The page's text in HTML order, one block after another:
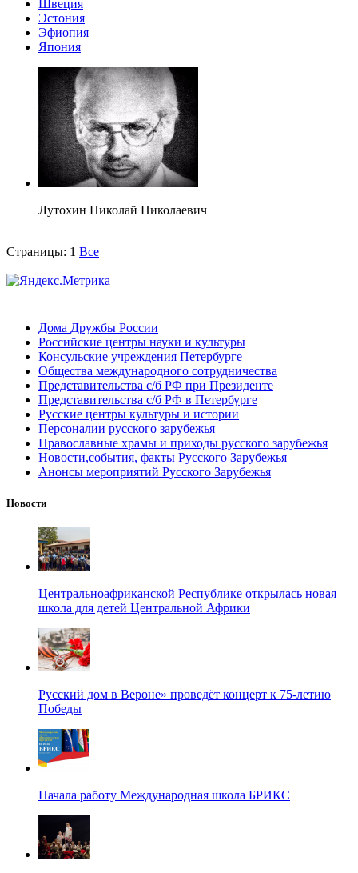
Швеция
Эстония
Эфиопия
Япония
Лутохин Николай Николаевич
Страницы: 1 Все
Дома Дружбы России
Российские центры науки и культуры
Консульские учреждения Петербурге
Общества международного сотрудничества
Представительства с/б РФ при Президенте
Представительства с/б РФ в Петербурге
Русские центры культуры и истории
Персоналии русского зарубежья
Православные храмы и приходы русского зарубежья
Новости,события, факты Русского Зарубежья
Анонсы мероприятий Русского Зарубежья
Новости
Центральноафриканской Республике открылась новая
школа для детей Центральной Африки
Русский дом в Вероне» проведёт концерт к 75-летию
Победы
Начала работу Международная школа БРИКС